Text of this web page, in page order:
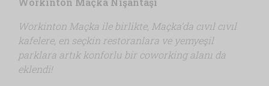
Workinton Maçka ile birlikte, Maçka’da cıvıl cıvıl
kafelere, en seçkin restoranlara ve yemyeşil
parklara artık konforlu bir coworking alanı da
eklendi!